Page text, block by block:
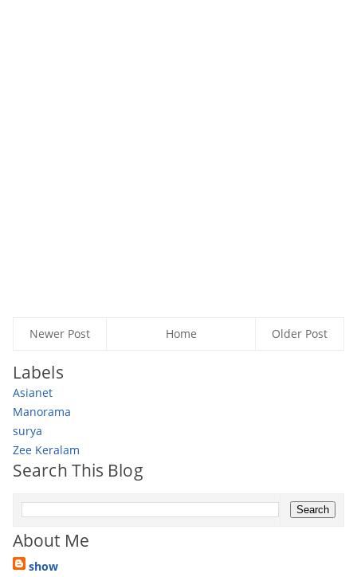
Newer Post Older Post
Home
Labels
Asianet
Manorama
surya
Zee Keralam
Search This Blog
About Me
show